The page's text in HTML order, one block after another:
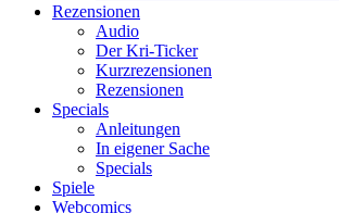
Rezensionen
Audio
Der Kri-Ticker
Kurzrezensionen
Rezensionen
Specials
Anleitungen
In eigener Sache
Specials
Spiele
Webcomics